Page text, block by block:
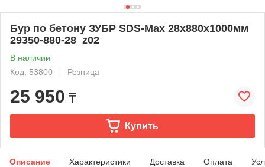
Бур по бетону ЗУБР SDS-Max 28x880х1000мм
29350-880-28_z02
В наличии
Код: 53800
Розница
25 950 ₸
Купить
Описание Характеристики Доставка Оплата